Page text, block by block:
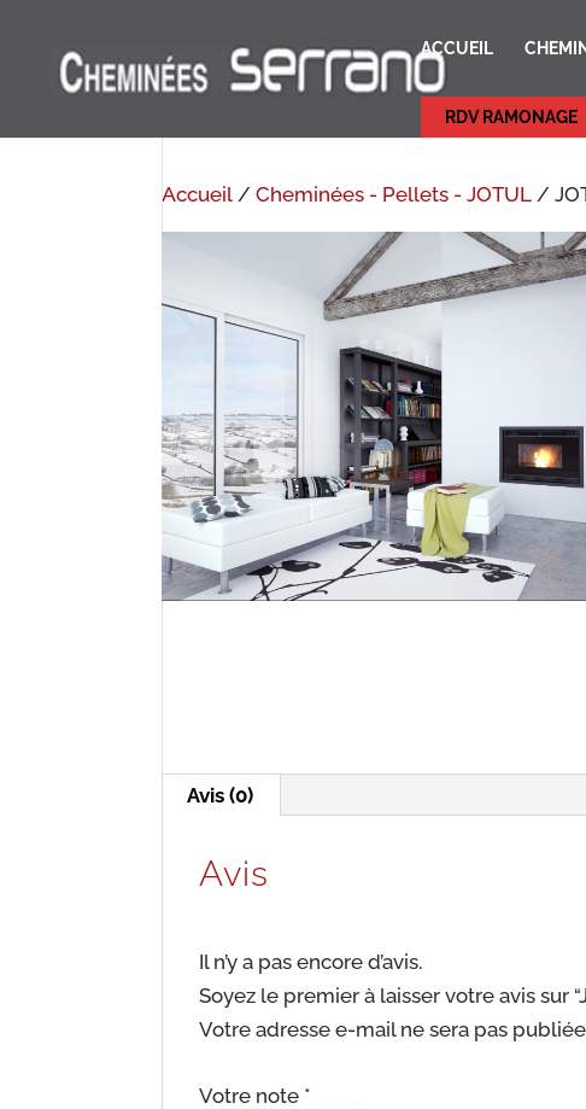
ACCUEIL
RDV RAMONAGE
Accueil /Cheminées - Pellets - JOTUL /
Avis (0)
Avis
Il n’y a pas encore d’avis.
Soyez le premier à laisser votre avis sur
Votre adresse e-mail ne sera pas
Votre note *